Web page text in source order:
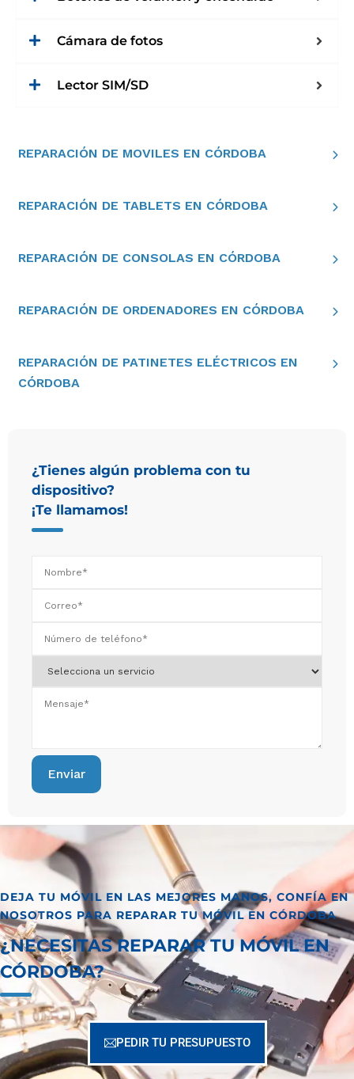
REPARACIÓN DE MOVILES EN CÓRDOBA
REPARACIÓN DE TABLETS EN CÓRDOBA
REPARACIÓN DE CONSOLAS EN CÓRDOBA
REPARACIÓN DE ORDENADORES EN CÓRDOBA
REPARACIÓN DE PATINETES ELÉCTRICOS EN
CÓRDOBA
¿Tienes algún problema con tu
dispositivo?
¡Te llamamos!
Cámara de fotos
Lector SIM/SD
DEJA TU MÓVIL EN LAS MEJORES MANOS, CONFÍA EN
NOSOTROS PARA REPARAR TU MÓVIL EN CÓRDOBA
¿NECESITAS REPARAR TU MÓVIL EN
CÓRDOBA?
PEDIR TU PRESUPUESTO